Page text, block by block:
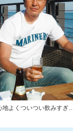
地よくついつい飲みすぎ